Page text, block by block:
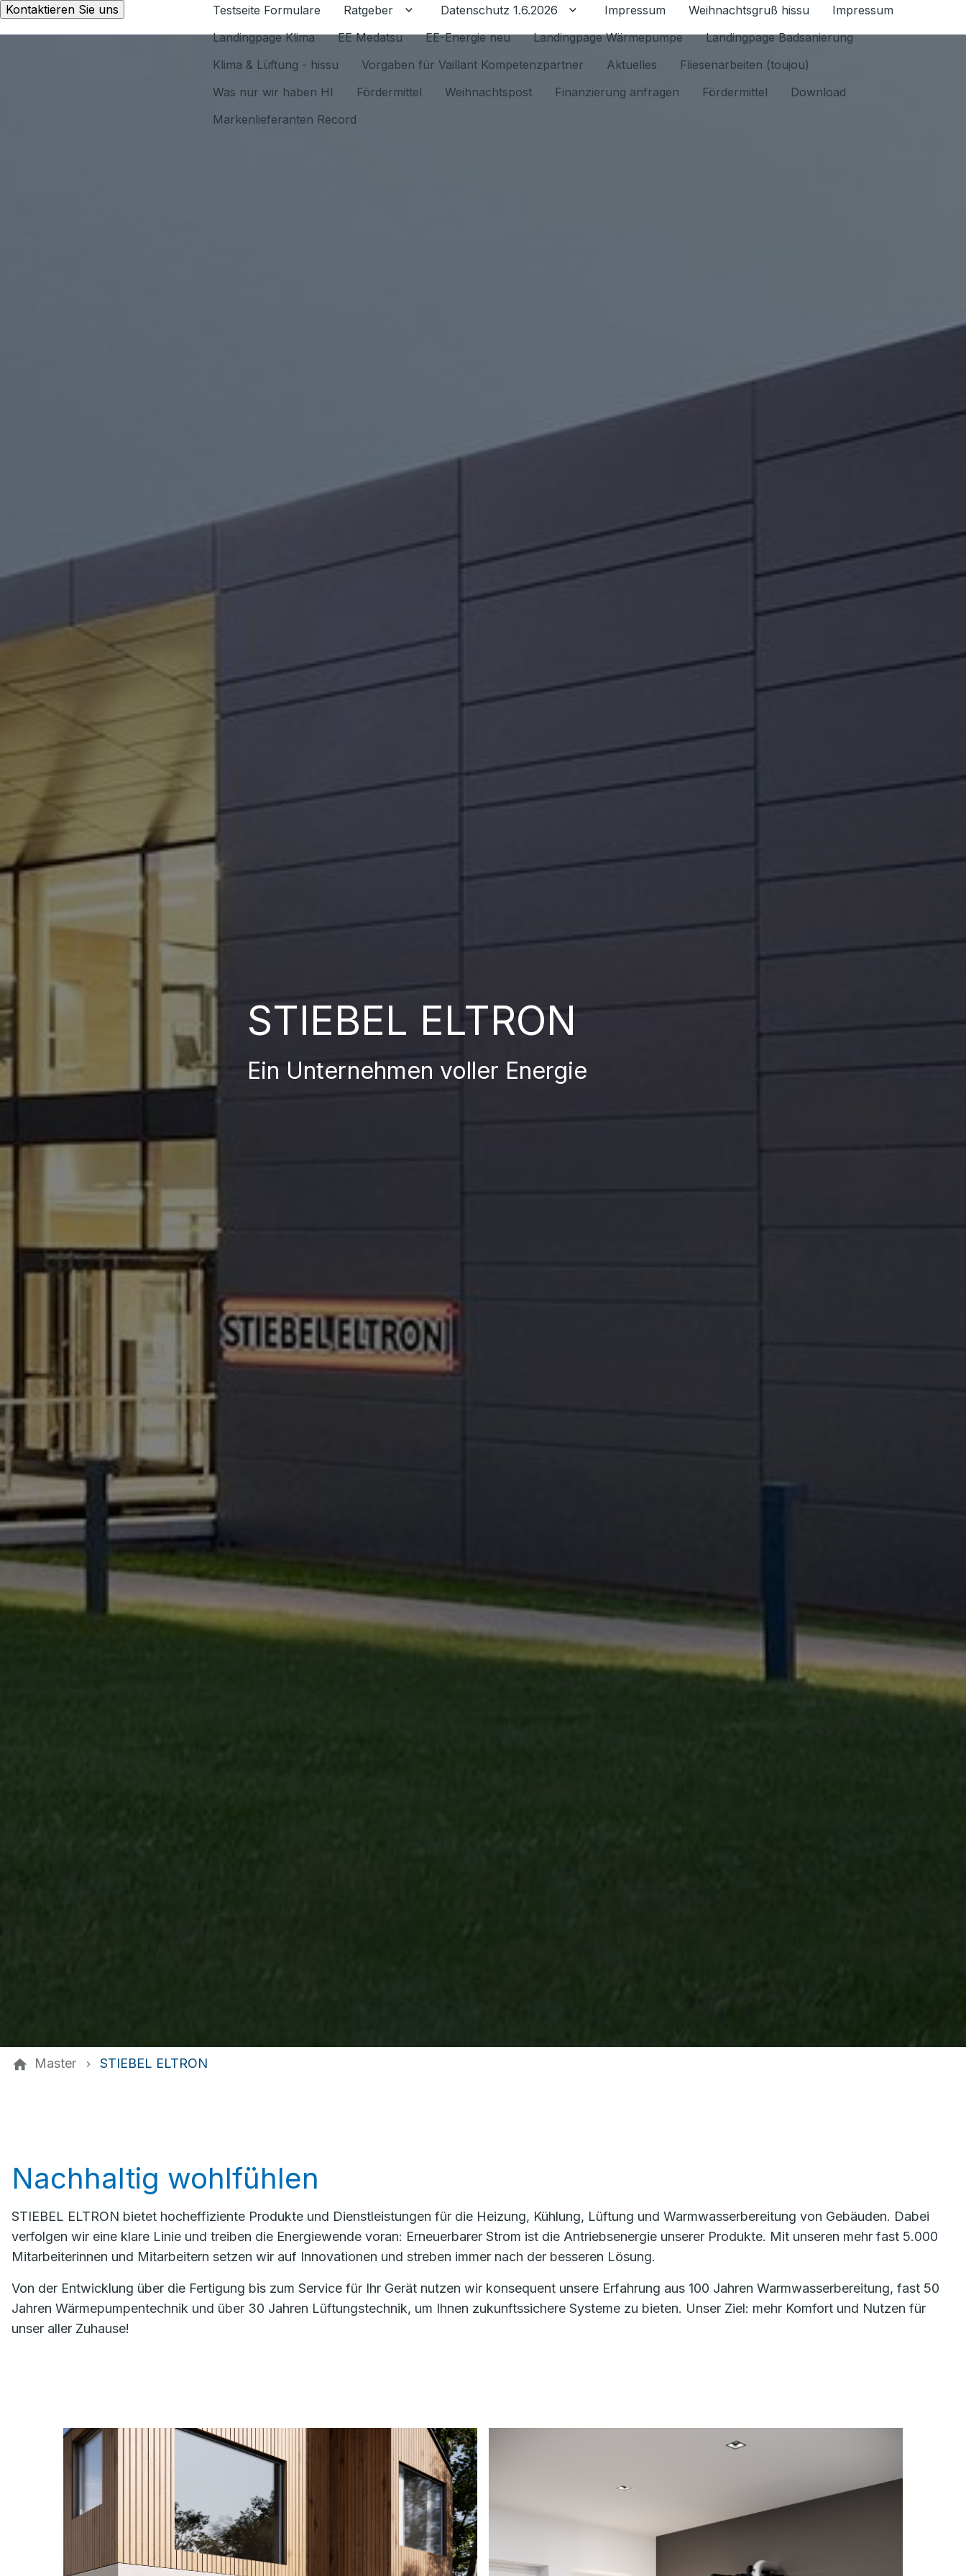
Kontaktieren Sie uns Testseite Formulare Ratgeber Untermenü für Ratgeber umschalten
Datenschutz 1.6.2026 Untermenü für Datenschutz 1.6.2026 umschalten
Impressum Weihnachtsgruß hissu
Impressum
Landingpage Klima
EE Medatsu EE-Energie neu Landingpage Wärmepumpe
Landingpage Badsanierung
Klima & Lüftung - hissu
Vorgaben für Vaillant Kompetenzpartner Aktuelles
Fliesenarbeiten (toujou)
Was nur wir haben HI
Fördermittel Weihnachtspost Finanzierung anfragen Fördermittel
Download
Markenlieferanten Record
STIEBEL ELTRON
Ein Unternehmen voller Energie
Master STIEBEL ELTRON
Nachhaltig wohlfühlen
STIEBEL ELTRON bietet hocheffiziente Produkte und Dienstleistungen für die Heizung, Kühlung, Lüftung und Warmwasserbereitung von Gebäuden. Dabei
verfolgen wir eine klare Linie und treiben die Energiewende voran: Erneuerbarer Strom ist die Antriebsenergie unserer Produkte. Mit unseren mehr fast 5.000
Mitarbeiterinnen und Mitarbeitern setzen wir auf Innovationen und streben immer nach der besseren Lösung.
Von der Entwicklung über die Fertigung bis zum Service für Ihr Gerät nutzen wir konsequent unsere Erfahrung aus 100 Jahren Warmwasserbereitung, fast 50
Jahren Wärmepumpentechnik und über 30 Jahren Lüftungstechnik, um Ihnen zukunftssichere Systeme zu bieten. Unser Ziel: mehr Komfort und Nutzen für
unser aller Zuhause!